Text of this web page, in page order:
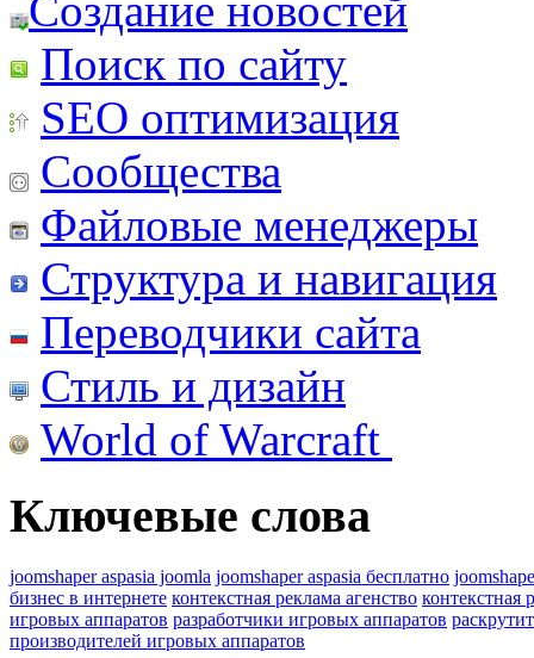
Поиск по сайту
SEO оптимизация
Сообщества
Файловые менеджеры
Структура и навигация
Переводчики сайта
Стиль и дизайн
World of Warcraft
Ключевые слова
joomshaper aspasia joomla joomshaper aspasia бесплатно
бизнес в интернете контекстная реклама агенство контекстная
игровых аппаратов разработчики игровых аппаратов
производителей игровых аппаратов